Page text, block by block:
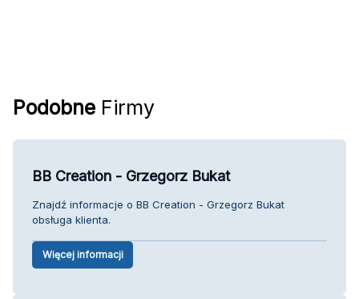
Podobne Firmy
BB Creation - Grzegorz Bukat
Znajdź informacje o BB Creation - Grzegorz Bukat
obsługa klienta.
Więcej informacji